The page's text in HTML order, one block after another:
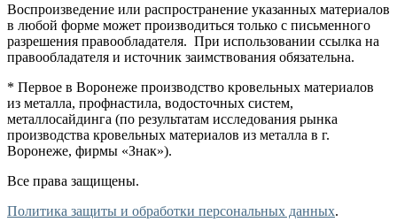
Воспроизведение или распространение указанных материалов
в любой форме может производиться только с письменного
разрешения правообладателя. При использовании ссылка на
правообладателя и источник заимствования обязательна.
* Первое в Воронеже производство кровельных материалов
из металла, профнастила, водосточных систем,
металлосайдинга (по результатам исследования рынка
производства кровельных материалов из металла в г.
Воронеже, фирмы «Знак»).
Все права защищены.
Политика защиты и обработки персональных данных.